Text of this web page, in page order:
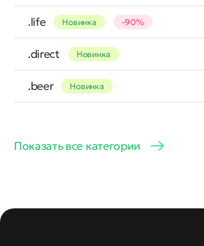
.life Новинка -90%
.direct Новинка
.beer Новинка
Показать все категории